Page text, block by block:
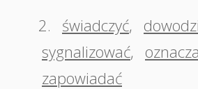
2. świadczyć,
sygnalizować,
zapowiadać